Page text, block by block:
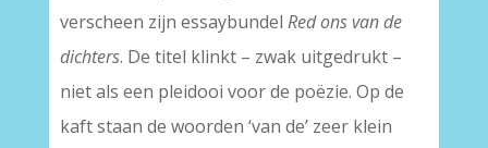
verscheen zijn essaybundel Red ons van de
dichters. De titel klinkt – zwak uitgedrukt –
niet als een pleidooi voor de poëzie. Op de
kaft staan de woorden ‘van de’ zeer klein